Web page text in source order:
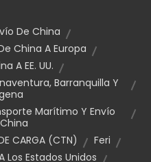
De China
China A Europa
A EE. UU.
Barranquilla Y
Marítimo Y Envío
CARGA (CTN)
Feri
Los Estados Unidos